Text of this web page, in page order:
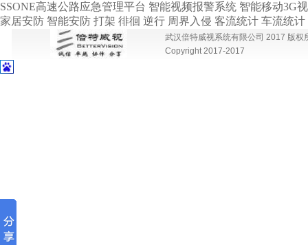
SSONE高速公路应急管理平台 智能视频报警系统 智能移动
家居安防 智能安防 打架 徘徊 逆行 周界入侵 客流统计 车流统
武汉倍特威视系统有限公司 2017 版
Copyright 2017-2017